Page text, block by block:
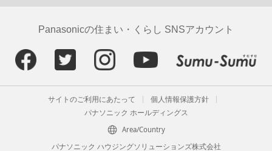
Panasonicの住まい・くらし SNSアカウント
サイトのご利用にあたって
個人情報保護方針
パナソニック ホールディングス
Area/Country
パナソニック ハウジングソリューションズ株式会社